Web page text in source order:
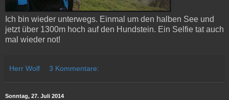
Ich bin wieder unterwegs. Einmal um den halben See und
jetzt über 1300m hoch auf den Hundstein. Ein Selfie tat auch
mal wieder not!
Herr Wolf 3 Kommentare:
Sonntag, 27. Juli 2014